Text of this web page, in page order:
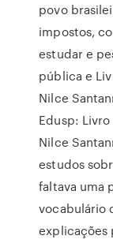
povo
impostos,
estudar e
pública e
Nilce
Edusp:
Nilce
estudos
faltava uma
vocabulário
explicações